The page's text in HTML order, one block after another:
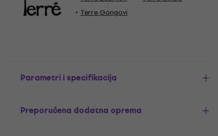
Terre Gongovi
Parametri i specifikacija
Preporučena dodatna oprema